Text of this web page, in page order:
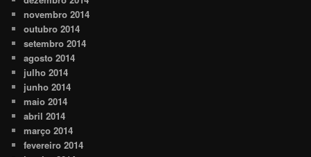
novembro 2014
outubro 2014
setembro 2014
agosto 2014
julho 2014
junho 2014
maio 2014
abril 2014
março 2014
fevereiro 2014